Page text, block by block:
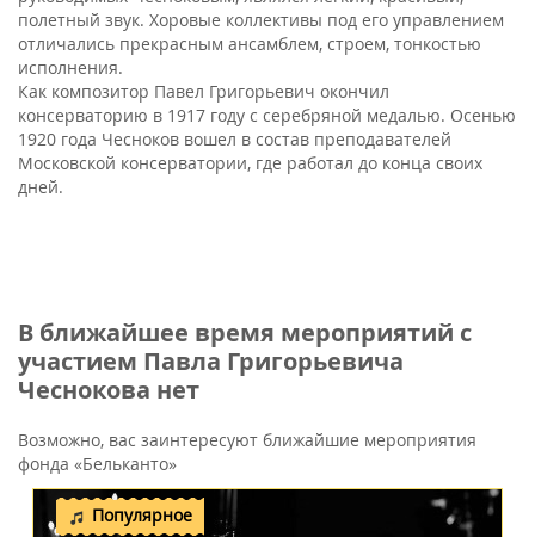
полетный звук. Хоровые коллективы под его управлением
отличались прекрасным ансамблем, строем, тонкостью
исполнения.
Как композитор Павел Григорьевич окончил
консерваторию в 1917 году с серебряной медалью. Осенью
1920 года Чесноков вошел в состав преподавателей
Московской консерватории, где работал до конца своих
дней.
В ближайшее время мероприятий с
участием Павла Григорьевича
Чеснокова нет
Возможно, вас заинтересуют ближайшие мероприятия
фонда «Бельканто»
Популярное